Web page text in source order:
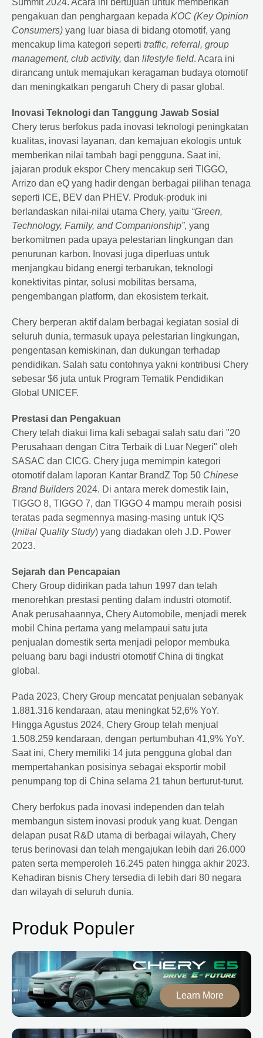
pengakuan dan penghargaan kepada KOC (Key Opinion
Consumers) yang luar biasa di bidang otomotif, yang
mencakup lima kategori seperti traffic, referral, group
management, club activity, dan lifestyle field. Acara ini
dirancang untuk memajukan keragaman budaya otomotif
dan meningkatkan pengaruh Chery di pasar global.
Inovasi Teknologi dan Tanggung Jawab Sosial
Chery terus berfokus pada inovasi teknologi peningkatan
kualitas, inovasi layanan, dan kemajuan ekologis untuk
memberikan nilai tambah bagi pengguna. Saat ini,
jajaran produk ekspor Chery mencakup seri TIGGO,
Arrizo dan eQ yang hadir dengan berbagai pilihan tenaga
seperti ICE, BEV dan PHEV. Produk-produk ini
berlandaskan nilai-nilai utama Chery, yaitu “Green,
Technology, Family, and Companionship”, yang
berkomitmen pada upaya pelestarian lingkungan dan
penurunan karbon. Inovasi juga diperluas untuk
menjangkau bidang energi terbarukan, teknologi
konektivitas pintar, solusi mobilitas bersama,
pengembangan platform, dan ekosistem terkait.
Chery berperan aktif dalam berbagai kegiatan sosial di
seluruh dunia, termasuk upaya pelestarian lingkungan,
pengentasan kemiskinan, dan dukungan terhadap
pendidikan. Salah satu contohnya yakni kontribusi Chery
sebesar $6 juta untuk Program Tematik Pendidikan
Global UNICEF.
Prestasi dan Pengakuan
Chery telah diakui lima kali sebagai salah satu dari "20
Perusahaan dengan Citra Terbaik di Luar Negeri" oleh
SASAC dan CICG. Chery juga memimpin kategori
otomotif dalam laporan Kantar BrandZ Top 50 Chinese
Brand Builders 2024. Di antara merek domestik lain,
TIGGO 8, TIGGO 7, dan TIGGO 4 mampu meraih posisi
teratas pada segmennya masing-masing untuk IQS
(Initial Quality Study) yang diadakan oleh J.D. Power
2023.
Sejarah dan Pencapaian
Chery Group didirikan pada tahun 1997 dan telah
menorehkan prestasi penting dalam industri otomotif.
Anak perusahaannya, Chery Automobile, menjadi merek
mobil China pertama yang melampaui satu juta
penjualan domestik serta menjadi pelopor membuka
peluang baru bagi industri otomotif China di tingkat
global.
Pada 2023, Chery Group mencatat penjualan sebanyak
1.881.316 kendaraan, atau meningkat 52,6% YoY.
Hingga Agustus 2024, Chery Group telah menjual
1.508.259 kendaraan, dengan pertumbuhan 41,9% YoY.
Saat ini, Chery memiliki 14 juta pengguna global dan
mempertahankan posisinya sebagai eksportir mobil
penumpang top di China selama 21 tahun berturut-turut.
Chery berfokus pada inovasi independen dan telah
membangun sistem inovasi produk yang kuat. Dengan
delapan pusat R&D utama di berbagai wilayah, Chery
terus berinovasi dan telah mengajukan lebih dari 26.000
paten serta memperoleh 16.245 paten hingga akhir 2023.
Kehadiran bisnis Chery tersedia di lebih dari 80 negara
dan wilayah di seluruh dunia.
Produk Populer
Learn More